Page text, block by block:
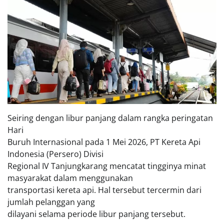
Seiring dengan libur panjang dalam rangka peringatan
Hari
Buruh Internasional pada 1 Mei 2026, PT Kereta Api
Indonesia (Persero) Divisi
Regional IV Tanjungkarang mencatat tingginya minat
masyarakat dalam menggunakan
transportasi kereta api. Hal tersebut tercermin dari
jumlah pelanggan yang
dilayani selama periode libur panjang tersebut.